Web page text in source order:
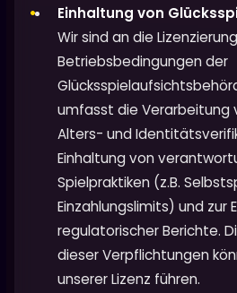
Einhaltung von
Wir sind an die
Betriebsbedingungen der
umfasst die Verarbeitung
Alters- und
Einhaltung von
Spielpraktiken (z.B.
Einzahlungslimits) und zur
regulatorischer Berichte.
dieser Verpflichtungen
unserer Lizenz führen.